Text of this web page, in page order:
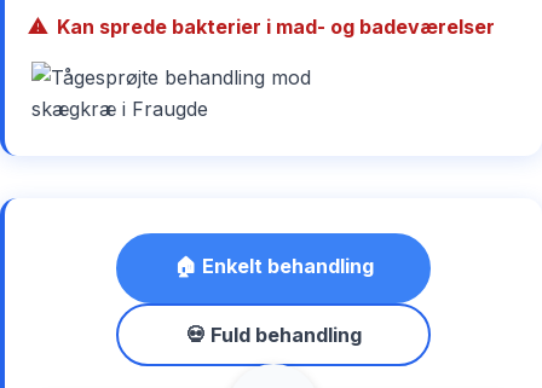
Kan sprede bakterier i mad- og badeværelser
🏠 Enkelt behandling
💀 Fuld behandling